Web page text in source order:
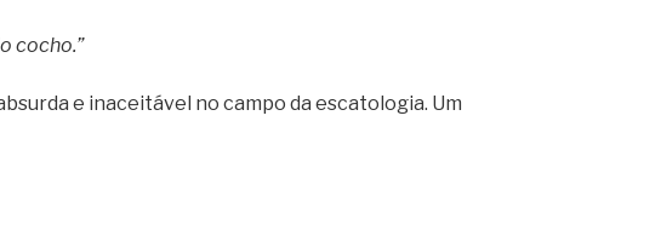
cocho.”
e inaceitável no campo da escatologia. Um